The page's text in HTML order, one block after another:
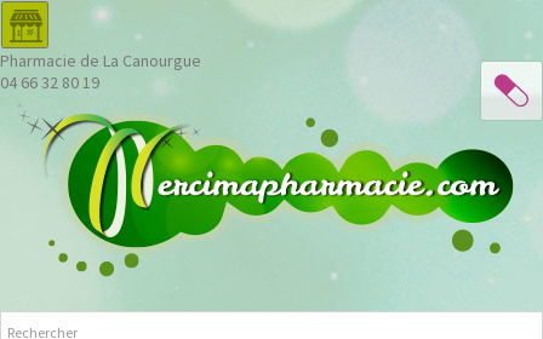
Pharmacie de La Canourgue
04 66 32 80 19